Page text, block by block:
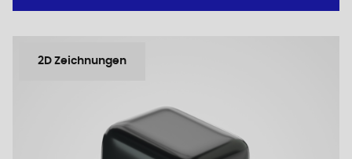
2D Zeichnungen